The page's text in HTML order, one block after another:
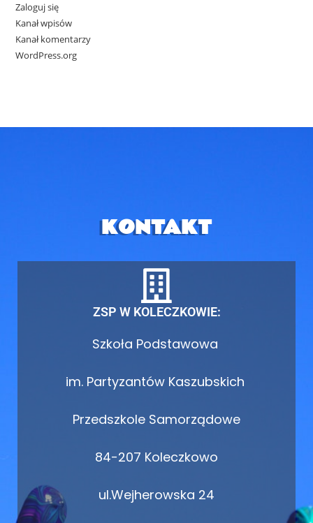
Zaloguj się
Kanał wpisów
Kanał komentarzy
WordPress.org
KONTAKT
ZSP W KOLECZKOWIE:
Szkoła Podstawowa
im. Partyzantów Kaszubskich
Przedszkole Samorządowe
84-207 Koleczkowo
ul.Wejherowska 24